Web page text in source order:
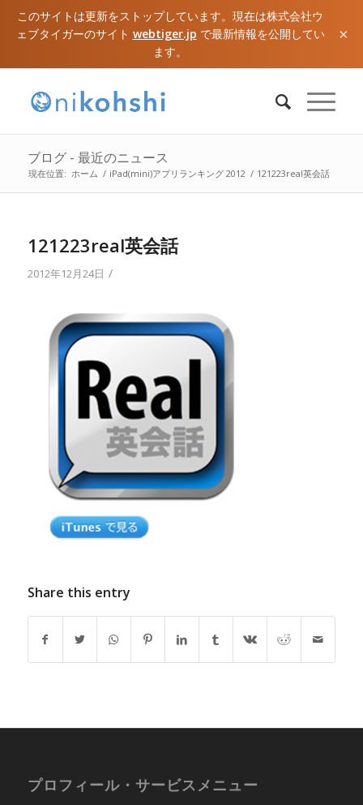
このサイトは更新をストップしています。現在は株式会社ウ
ェブタイガーのサイト webtiger.jp で最新情報を公開してい
ます。
×
ブログ - 最近のニュース
現在位置: ホーム / iPad(mini)アプリランキング 2012 / 121223real英会話
121223real英会話
2012年12月24日 /
Share this entry
プロフィール・サービスメニュー